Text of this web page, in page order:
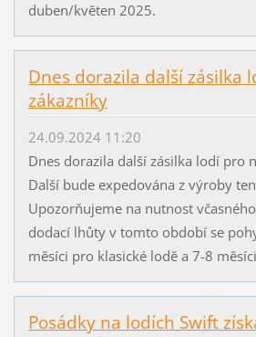
duben/květen 2025.
Dnes dorazila další zásilka
zákazníky
24.09.2024 11:20
Dnes dorazila další zásilka lodí pro
Další bude expedována z výroby
Upozorňujeme na nutnost
dodací lhůty v tomto období se
měsíci pro klasické lodě a 7-8
Posádky na lodích Swift